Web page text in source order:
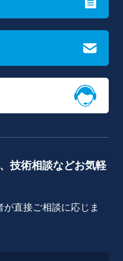
技術相談などお気軽
直接ご相談に応じま